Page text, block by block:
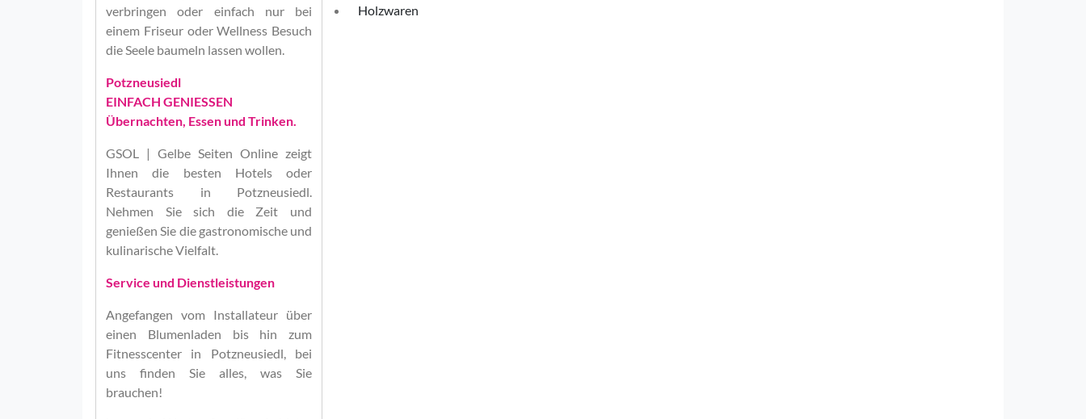
verbringen oder einfach nur bei
einem Friseur oder Wellness Besuch
die Seele baumeln lassen wollen.
Potzneusiedl
EINFACH GENIESSEN
Übernachten, Essen und Trinken.
GSOL | Gelbe Seiten Online zeigt
Ihnen die besten Hotels oder
Restaurants in Potzneusiedl.
Nehmen Sie sich die Zeit und
genießen Sie die gastronomische und
kulinarische Vielfalt.
Service und Dienstleistungen
Angefangen vom Installateur über
einen Blumenladen bis hin zum
Fitnesscenter in Potzneusiedl, bei
uns finden Sie alles, was Sie
brauchen!
Holzwaren